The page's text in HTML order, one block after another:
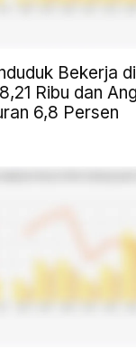
Bekerja
Ribu dan
6,8 Persen